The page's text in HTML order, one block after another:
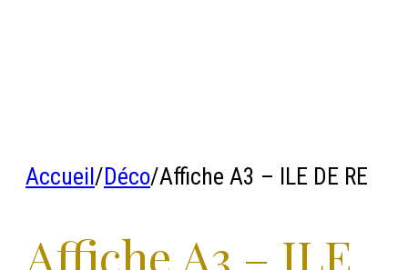
Accueil/Déco/Affiche A3 – ILE DE RE
Affiche A3 – ILE